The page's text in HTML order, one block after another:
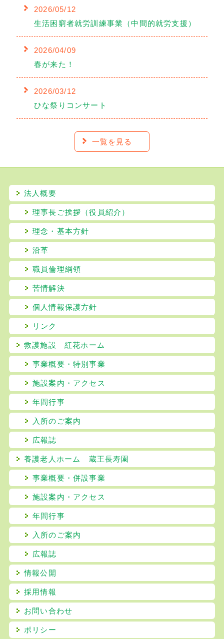
2026/05/12
生活困窮者就労訓練事業（中間的就労支援）
2026/04/09
春が来た！
2026/03/12
ひな祭りコンサート
一覧を見る
法人概要
理事長ご挨拶（役員紹介）
理念・基本方針
沿革
職員倫理綱領
苦情解決
個人情報保護方針
リンク
救護施設 紅花ホーム
事業概要・特別事業
施設案内・アクセス
年間行事
入所のご案内
広報誌
養護老人ホーム 蔵王長寿園
事業概要・併設事業
施設案内・アクセス
年間行事
入所のご案内
広報誌
情報公開
採用情報
お問い合わせ
ポリシー